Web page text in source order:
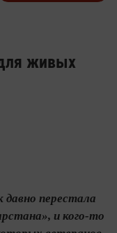
живых
перестала
и кого-то